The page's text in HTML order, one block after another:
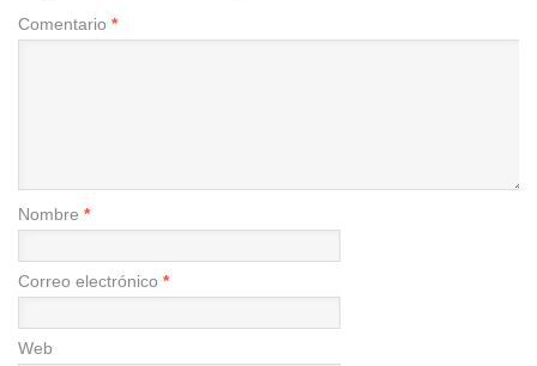
Comentario *
Nombre *
Correo electrónico *
Web